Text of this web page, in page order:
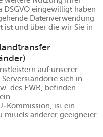
DSGVO eingewilligt haben
Datenverwendung
ist und über die wir Sie in
auf unserer
sich in
des EWR, befinden
Kommission, ist ein
mittels anderer geeigneter